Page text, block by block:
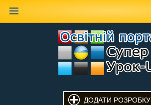
ДОДАТИ РОЗРОБКУ